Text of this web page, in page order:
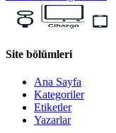
Site bölümleri
Ana Sayfa
Kategoriler
Etiketler
Yazarlar